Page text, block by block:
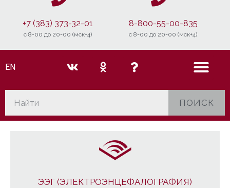
+7 (383) 373-32-01
c 8-00 до 20-00 (мск+4)
8-800-55-00-835
c 8-00 до 20-00 (мск+4)
EN
ПОИСК
ЭЭГ (ЭЛЕКТРОЭНЦЕФАЛОГРАФИЯ)